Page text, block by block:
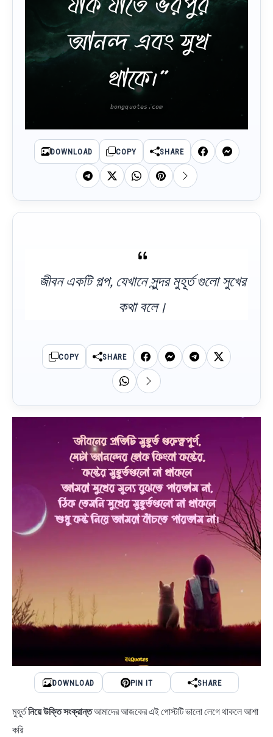
আনন্দ এবং সুখ
থাকে।”
DOWNLOAD COPY SHARE
জীবন একটি গল্প, যেখানে সুন্দর মুহূর্ত গুলো সুখের
কথা বলে।
COPY SHARE
DOWNLOAD PIN IT SHARE
মুহূর্তনিয়ে উক্তি সংক্রান্তআমাদের আজকের এই পোস্টটি ভালো লেগে থাকলে আশা
করি